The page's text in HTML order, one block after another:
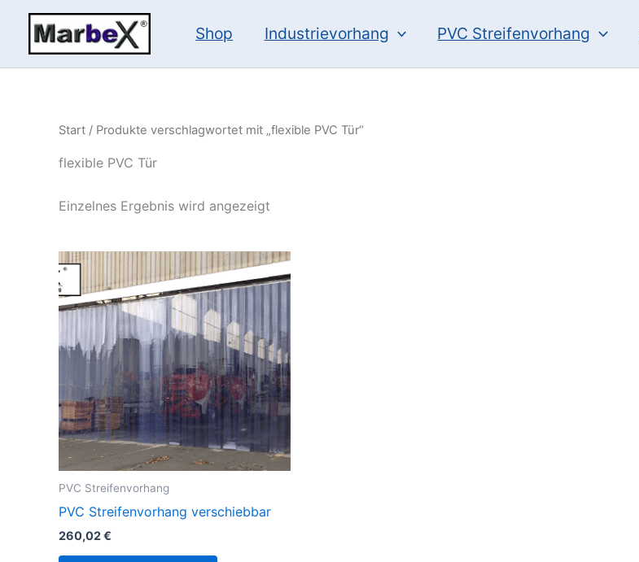
springen
Shop Industrievorhang PVC Streifenvorhang
Start / Produkte verschlagwortet mit „flexible PVC Tür“
flexible PVC Tür
Einzelnes Ergebnis wird angezeigt
PVC Streifenvorhang
PVC Streifenvorhang verschiebbar
260,02€